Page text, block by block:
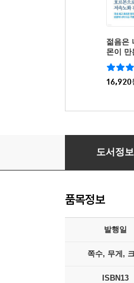
젊음은
몬이 만
16,920
인생은 호르몬
도서정보
품목정보
발행일
쪽수, 무게, 크
ISBN13